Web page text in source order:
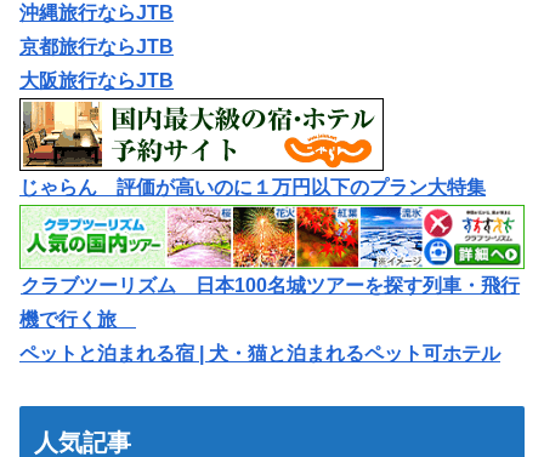
沖縄旅行ならJTB
京都旅行ならJTB
大阪旅行ならJTB
じゃらん 評価が高いのに１万円以下のプラン大特集
クラブツーリズム 日本100名城ツアーを探す列車・飛行
機で行く旅
ペットと泊まれる宿 | 犬・猫と泊まれるペット可ホテル
人気記事